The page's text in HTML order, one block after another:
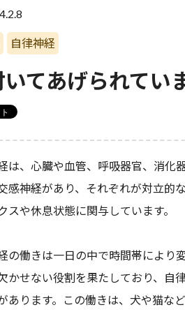
自律神経
いてあげられてい
は、心臓や血管、呼吸器官、消化
感神経があり、それぞれが対立的
スや休息状態に関与しています。
の働きは一日の中で時間帯により
かせない役割を果たしており、自
あります。この働きは、犬や猫な